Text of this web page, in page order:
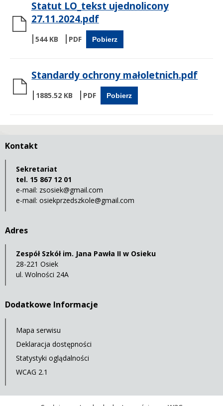
Statut LO_tekst ujednolicony
27.11.2024.pdf
544 KB Pobierz
Standardy ochrony małoletnich.pdf
1885.52 KB Pobierz
Kontakt
Sekretariat
tel. 15 867 12 01
e-mail: zsosiek@gmail.com
e-mail: osiekprzedszkole@gmail.com
Adres
Zespół Szkół im. Jana Pawła II w Osieku
28-221 Osiek
ul. Wolności 24A
Dodatkowe Informacje
Mapa serwisu
Deklaracja dostępności
Statystyki oglądalności
WCAG 2.1